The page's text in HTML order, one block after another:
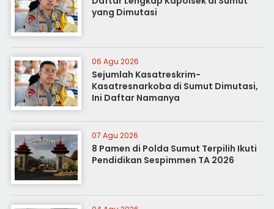
yang Dimutasi
06 Agu 2026
Sejumlah Kasatreskrim-
Kasatresnarkoba di Sumut Dimutasi,
Ini Daftar Namanya
07 Agu 2026
8 Pamen di Polda Sumut Terpilih Ikuti
Pendidikan Sespimmen TA 2026